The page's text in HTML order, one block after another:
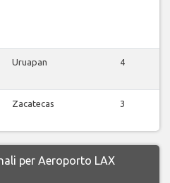
Uruapan 4
Zacatecas 3
per Aeroporto LAX